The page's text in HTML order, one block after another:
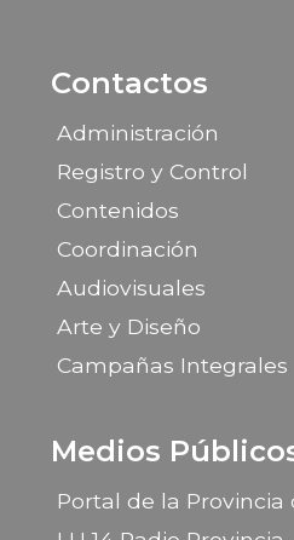
Contactos
Administración
Registro y Control
Contenidos
Coordinación
Audiovisuales
Arte y Diseño
Campañas Integrales
Medios
Portal de la Provincia